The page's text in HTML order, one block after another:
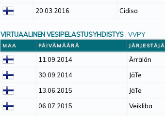
20.03.2016
Cidisa
VIRTUAALINEN VESIPELASTUSYHDISTYS, VVPY
MAA PÄIVÄMÄÄRÄ JÄRJESTÄJÄ
11.09.2014 Ärrälän
30.09.2014
JäTe
13.06.2015
JäTe
06.07.2015
Veikliba